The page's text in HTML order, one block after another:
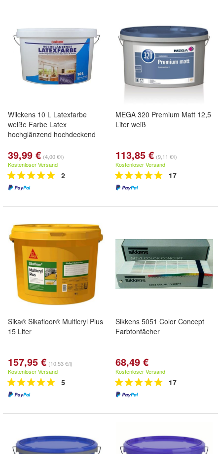
Wilckens 10 L Latexfarbe
weiße Farbe Latex
hochglänzend hochdeckend
39,99 € (4,00 €/l)
Kostenloser Versand
2
MEGA 320 Premium Matt 12,5
Liter weiß
113,85 € (9,11 €/l)
Kostenloser Versand
17
Sika® Sikafloor® Multicryl Plus
15 Liter
157,95 € (10,53 €/l)
Kostenloser Versand
5
Sikkens 5051 Color Concept
Farbtonfächer
68,49 €
Kostenloser Versand
17